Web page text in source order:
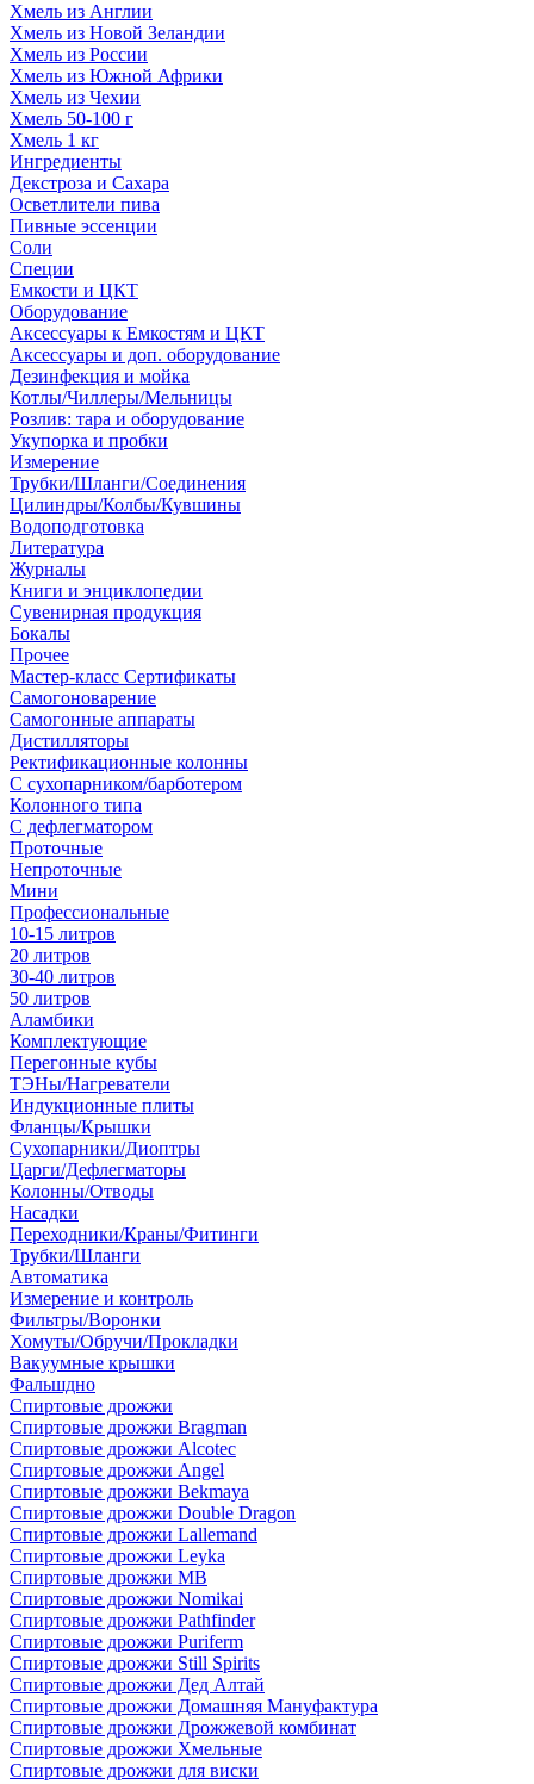
Хмель из Англии
Хмель из Новой Зеландии
Хмель из России
Хмель из Южной Африки
Хмель из Чехии
Хмель 50-100 г
Хмель 1 кг
Ингредиенты
Декстроза и Сахара
Осветлители пива
Пивные эссенции
Соли
Специи
Емкости и ЦКТ
Оборудование
Аксессуары к Емкостям и ЦКТ
Аксессуары и доп. оборудование
Дезинфекция и мойка
Котлы/Чиллеры/Мельницы
Розлив: тара и оборудование
Укупорка и пробки
Измерение
Трубки/Шланги/Соединения
Цилиндры/Колбы/Кувшины
Водоподготовка
Литература
Журналы
Книги и энциклопедии
Сувенирная продукция
Бокалы
Прочее
Мастер-класс Сертификаты
Самогоноварение
Самогонные аппараты
Дистилляторы
Ректификационные колонны
С сухопарником/барботером
Колонного типа
С дефлегматором
Проточные
Непроточные
Мини
Профессиональные
10-15 литров
20 литров
30-40 литров
50 литров
Аламбики
Комплектующие
Перегонные кубы
ТЭНы/Нагреватели
Индукционные плиты
Фланцы/Крышки
Сухопарники/Диоптры
Царги/Дефлегматоры
Колонны/Отводы
Насадки
Переходники/Краны/Фитинги
Трубки/Шланги
Автоматика
Измерение и контроль
Фильтры/Воронки
Хомуты/Обручи/Прокладки
Вакуумные крышки
Фальшдно
Спиртовые дрожжи
Спиртовые дрожжи Bragman
Спиртовые дрожжи Alcotec
Спиртовые дрожжи Angel
Спиртовые дрожжи Bekmaya
Спиртовые дрожжи Double Dragon
Спиртовые дрожжи Lallemand
Спиртовые дрожжи Leyka
Спиртовые дрожжи MB
Спиртовые дрожжи Nomikai
Спиртовые дрожжи Pathfinder
Спиртовые дрожжи Puriferm
Спиртовые дрожжи Still Spirits
Спиртовые дрожжи Дед Алтай
Спиртовые дрожжи Домашняя Мануфактура
Спиртовые дрожжи Дрожжевой комбинат
Спиртовые дрожжи Хмельные
Спиртовые дрожжи для виски